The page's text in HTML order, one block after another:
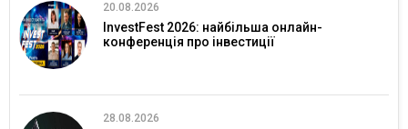
20.08.2026
InvestFest 2026: найбільша онлайн-
конференція про інвестиції
28.08.2026